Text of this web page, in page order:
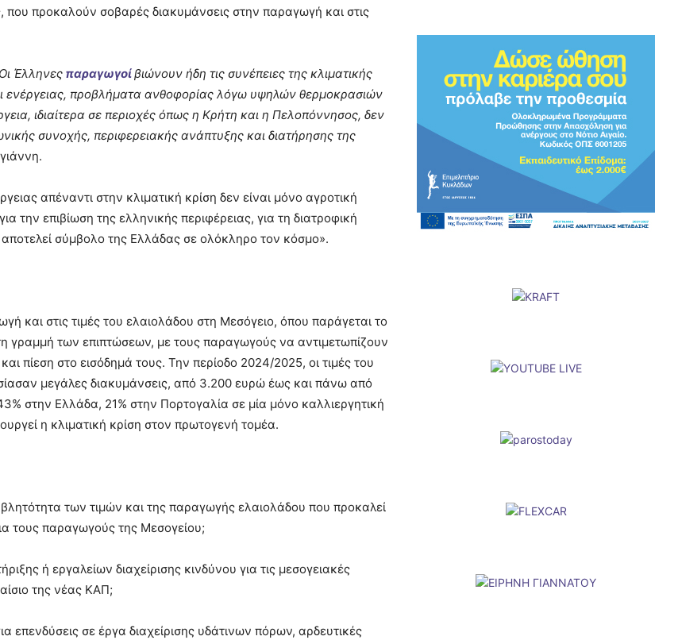
που προκαλούν σοβαρές διακυμάνσεις στην παραγωγή και στις
Έλληνες παραγωγοίβιώνουν ήδη τις συνέπειες της κλιματικής
ενέργειας, προβλήματα ανθοφορίας λόγω υψηλών θερμοκρασιών
ιδιαίτερα σε περιοχές όπως η Κρήτη και η Πελοπόννησος, δεν
συνοχής, περιφερειακής ανάπτυξης και διατήρησης της
απέναντι στην κλιματική κρίση δεν είναι μόνο αγροτική
την επιβίωση της ελληνικής περιφέρειας, για τη διατροφική
σύμβολο της Ελλάδας σε ολόκληρο τον κόσμο».
και στις τιμές του ελαιολάδου στη Μεσόγειο, όπου παράγεται το
γραμμή των επιπτώσεων, με τους παραγωγούς να αντιμετωπίζουν
πίεση στο εισόδημά τους. Την περίοδο 2024/2025, οι τιμές του
μεγάλες διακυμάνσεις, από 3.200 ευρώ έως και πάνω από
Ελλάδα, 21% στην Πορτογαλία σε μία μόνο καλλιεργητική
η κλιματική κρίση στον πρωτογενή τομέα.
των τιμών και της παραγωγής ελαιολάδου που προκαλεί
τους παραγωγούς της Μεσογείου;
ή εργαλείων διαχείρισης κινδύνου για τις μεσογειακές
της νέας ΚΑΠ;
σε έργα διαχείρισης υδάτινων πόρων, αρδευτικές